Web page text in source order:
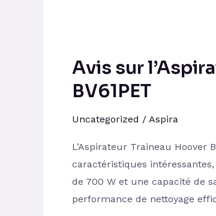
Avis sur
BV61PET
Uncategorized / Aspira
L’Aspirateur Traineau Hoover
caractéristiques
de 700 W et une capacité de
performance de nettoyage